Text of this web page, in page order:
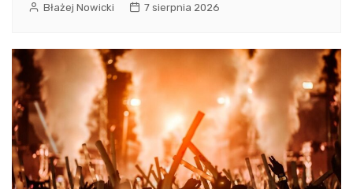
Błażej Nowicki 7 sierpnia 2026